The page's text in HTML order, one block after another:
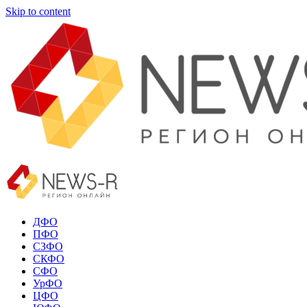
Skip to content
ДФО
ПФО
СЗФО
СКФО
СФО
УрФО
ЦФО